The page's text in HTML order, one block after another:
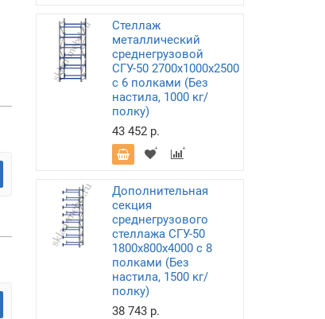
Стеллаж
металлический
среднегрузовой
СГУ-50 2700х1000х2500
с 6 полками (Без
настила, 1000 кг/
полку)
43 452 р.
Дополнительная
секция
среднегрузового
стеллажа СГУ-50
1800х800х4000 с 8
полками (Без
настила, 1500 кг/
полку)
38 743 р.